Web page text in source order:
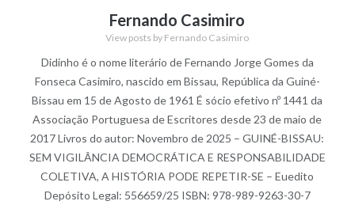
Fernando Casimiro
View posts by Fernando Casimiro
Didinho é o nome literário de Fernando Jorge Gomes da
Fonseca Casimiro, nascido em Bissau, República da Guiné-
Bissau em 15 de Agosto de 1961 É sócio efetivo nº 1441 da
Associação Portuguesa de Escritores desde 23 de maio de
2017 Livros do autor: Novembro de 2025 – GUINÉ-BISSAU:
SEM VIGILÂNCIA DEMOCRÁTICA E RESPONSABILIDADE
COLETIVA, A HISTÓRIA PODE REPETIR-SE – Euedito
Depósito Legal: 556659/25 ISBN: 978-989-9263-30-7